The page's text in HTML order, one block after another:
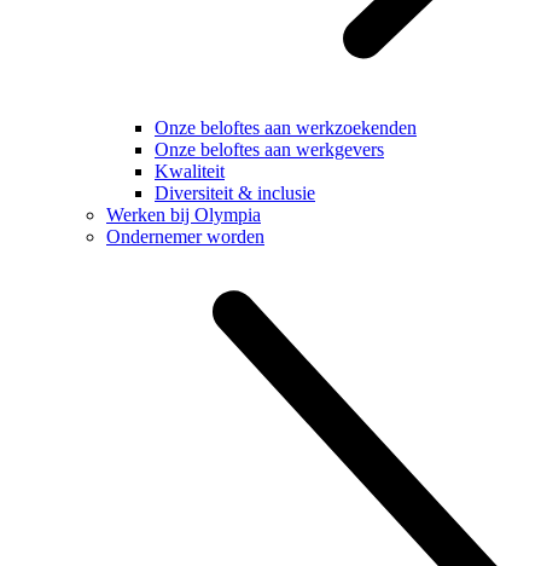
Onze beloftes aan werkzoekenden
Onze beloftes aan werkgevers
Kwaliteit
Diversiteit & inclusie
Werken bij Olympia
Ondernemer worden